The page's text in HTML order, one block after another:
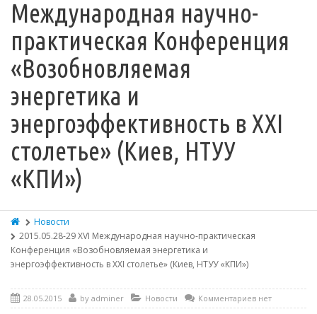
Международная научно-
практическая Конференция
«Возобновляемая
энергетика и
энергоэффективность в XXI
столетье» (Киев, НТУУ
«КПИ»)
Новости
2015.05.28-29 XVІ Международная научно-практическая
Конференция «Возобновляемая энергетика и
энергоэффективность в XXI столетье» (Киев, НТУУ «КПИ»)
28.05.2015 by adminer Новости Комментариев нет